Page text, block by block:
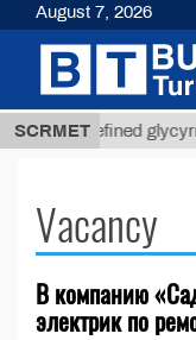
SCRMETUnrefined
Vacancy
В компанию
электрик по
August 7, 2026